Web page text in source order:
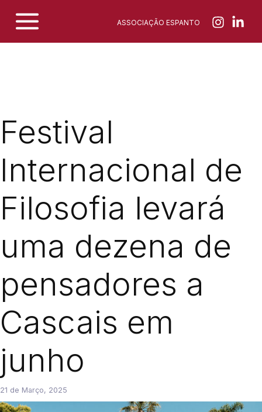
content
ASSOCIAÇÃO ESPANTO
Festival
Internacional de
Filosofia levará
uma dezena de
pensadores a
Cascais em
junho
21 de Março, 2025